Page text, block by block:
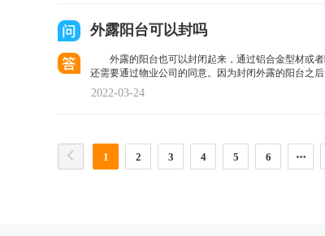
外露阳台可以封吗
外露的阳台也可以封闭起来，通过铝合金型材或
还需要通过物业公司的同意。因为封闭外露的阳台之
2022-03-24
1 2 3 4 5 6